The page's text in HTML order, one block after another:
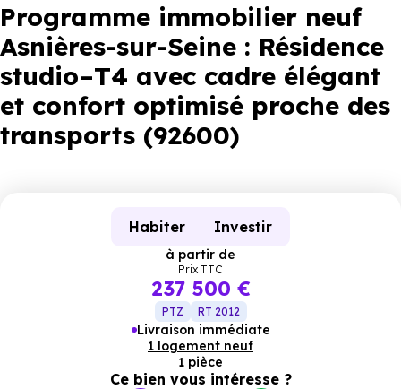
Financer
Programme immobilier neuf
Asnières-sur-Seine : Résidence
studio–T4 avec cadre élégant
et confort optimisé proche des
transports (92600)
Habiter Investir
à partir de
Prix TTC
237 500 €
PTZ RT 2012
Livraison immédiate
1 logement neuf
1 pièce
Ce bien vous intéresse ?